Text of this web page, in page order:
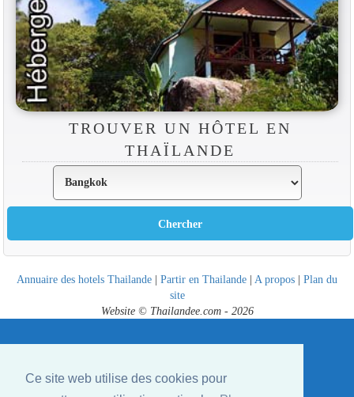
Ce site web utilise des cookies pour
TROUVER UN HÔTEL EN
THAÏLANDE
Annuaire des hotels Thailande | Partir en Thailande | A propos | Plan du
site
Website © Thailandee.com - 2026